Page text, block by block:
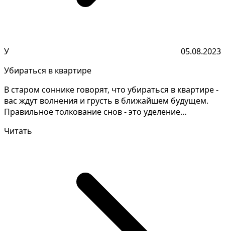
У
05.08.2023
Убираться в квартире
В старом соннике говорят, что убираться в квартире -
вас ждут волнения и грусть в ближайшем будущем.
Правильное толкование снов - это уделение
Читать